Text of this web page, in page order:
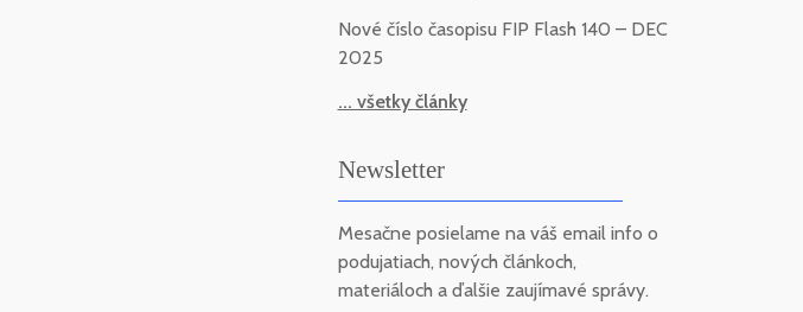
Nové číslo časopisu FIP Flash 140 – DEC
2025
... všetky články
Newsletter
Mesačne posielame na váš email info o
podujatiach, nových článkoch,
materiáloch a ďalšie zaujímavé správy.